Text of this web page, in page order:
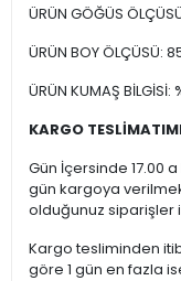
ÜRÜN GÖĞÜS
ÜRÜN BOY ÖLÇÜSÜ:
ÜRÜN KUMAŞ BİLGİSİ:
KARGO
Gün İçersinde 17.00
gün kargoya
olduğunuz siparişler
Kargo tesliminden
göre 1 gün en fazla